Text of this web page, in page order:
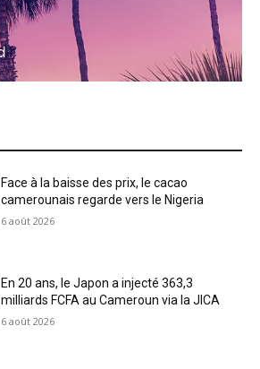
Face à la baisse des prix, le cacao
camerounais regarde vers le Nigeria
6 août 2026
En 20 ans, le Japon a injecté 363,3
milliards FCFA au Cameroun via la JICA
6 août 2026